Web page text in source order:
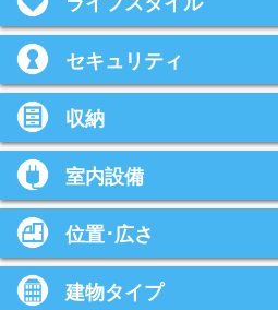
セキュリティ
収納
室内設備
位置･広さ
建物タイプ